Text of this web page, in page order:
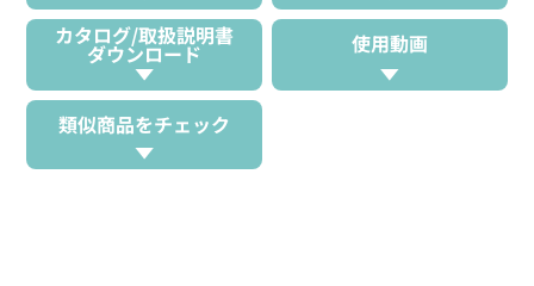
カタログ/取扱説明書
ダウンロード 使用動画
類似商品をチェック